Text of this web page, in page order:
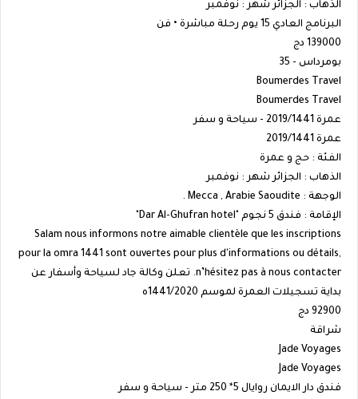
الذهاب : الجزائر شهر : نوفمبر
البرنامج العادي 15 يوم رحلة مباشرة • فن
139000 دج
بومرداس - 35
Boumerdes Travel
Boumerdes Travel
عمرة 2019/1441 - سياحة و سفر
عمرة 2019/1441
الفئة : حج و عمرة
الذهاب : الجزائر شهر : نوفمبر
الوجهة : Mecca , Arabie Saoudite .
الإقامة : فندق 5 نجوم "Dar Al-Ghufran hotel"
Salam nous informons notre aimable clientèle que les inscriptions
pour la omra 1441 sont ouvertes pour plus d'informations ou détails,
n’hésitez pas à nous contacter. تعلن وكالة جاد لسياحة وأسفار عن
بداية تسجيلات العمرة لموسم 1441/2020ه
92900 دج
شراقة
Jade Voyages
Jade Voyages
فندق دار الايمان روايال 5* 250 متر - سياحة و سفر